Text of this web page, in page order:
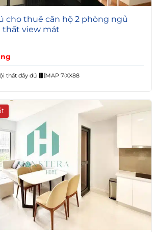
cho thuê căn hộ 2 phòng ngủ
thất view mát
thất đầy đủ MAP 7-XX88